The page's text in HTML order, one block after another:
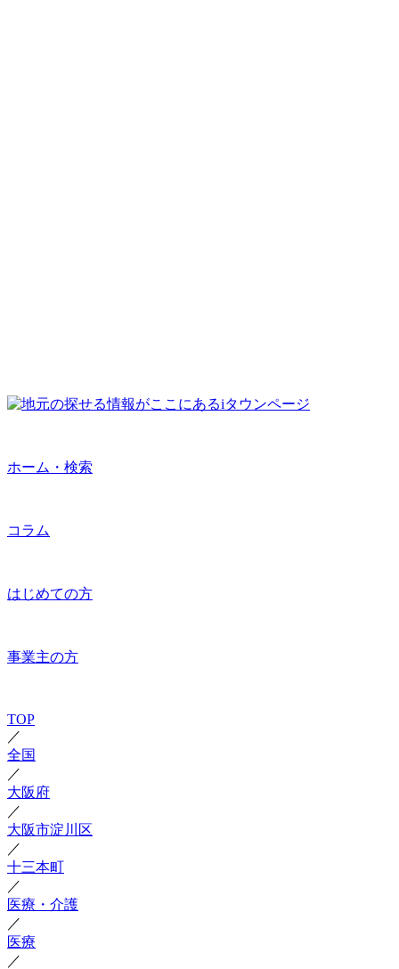
ホーム・検索
コラム
はじめての方
事業主の方
TOP
／
全国
／
大阪府
／
大阪市淀川区
／
十三本町
／
医療・介護
／
医療
／